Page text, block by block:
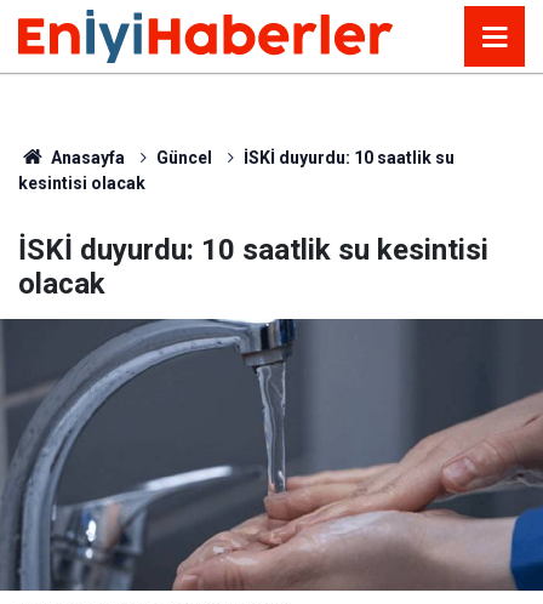
Anasayfa Güncel
İSKİ duyurdu: 10 saatlik su
kesintisi olacak
İSKİ duyurdu: 10 saatlik su kesintisi
olacak